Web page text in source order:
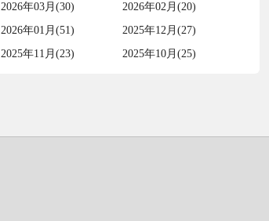
2026年03月(30)
2026年02月(20)
2026年01月(51)
2025年12月(27)
2025年11月(23)
2025年10月(25)